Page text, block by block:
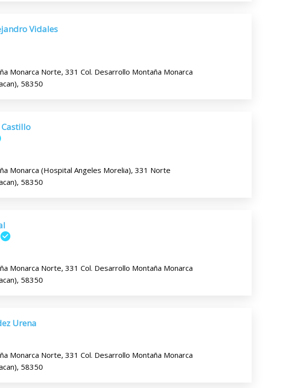
Vidales
Monarca Norte, 331 Col. Desarrollo Montaña Monarca
58350
Castillo
Monarca (Hospital Angeles Morelia), 331 Norte
58350
Monarca Norte, 331 Col. Desarrollo Montaña Monarca
58350
Urena
Monarca Norte, 331 Col. Desarrollo Montaña Monarca
58350